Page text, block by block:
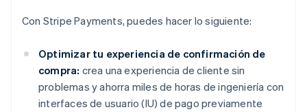
Con Stripe Payments, puedes hacer lo siguiente:
Optimizar tu experiencia de confirmación de
compra: crea una experiencia de cliente sin
problemas y ahorra miles de horas de ingeniería con
interfaces de usuario (IU) de pago previamente